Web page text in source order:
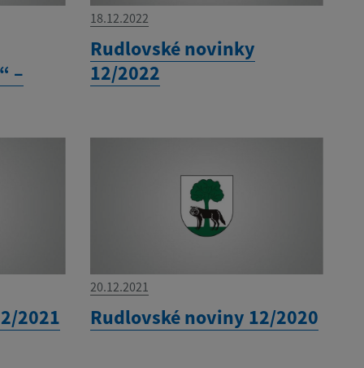
–
18.12.2022
Rudlovské novinky
12/2022
2021
20.12.2021
Rudlovské noviny 12/2020